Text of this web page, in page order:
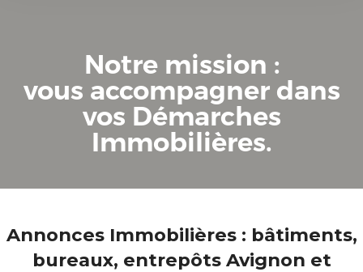
L'ENTREPRISE
NOS RÉFÉRENCES
CONTACT
Notre mission :
vous accompagner dans
vos Démarches
Immobilières.
Annonces Immobilières : bâtiments,
bureaux, entrepôts Avignon et